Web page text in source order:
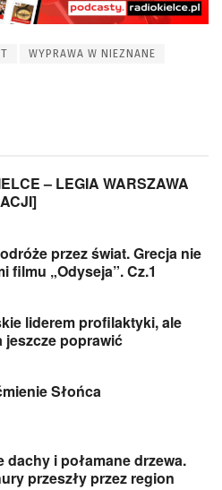
WYPRAWA W NIEZNANE
– LEGIA WARSZAWA
przez świat. Grecja nie
filmu „Odyseja”. Cz.1
liderem profilaktyki, ale
jeszcze poprawić
Słońca
dachy i połamane drzewa.
przeszły przez region